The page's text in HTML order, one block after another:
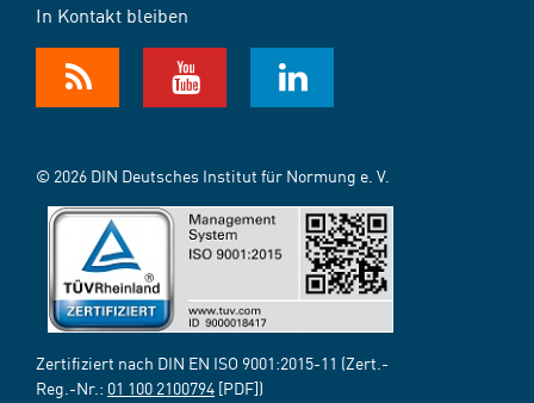
In Kontakt bleiben
© 2026 DIN Deutsches Institut für Normung e. V.
Zertifiziert nach DIN EN ISO 9001:2015-11 (Zert.-
Reg.-Nr.: 01 100 2100794 [PDF])